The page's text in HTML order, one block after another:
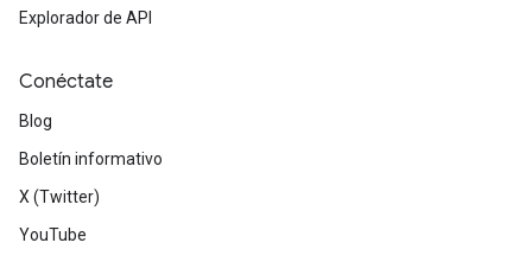
Explorador de API
Conéctate
Blog
Boletín informativo
X (Twitter)
YouTube